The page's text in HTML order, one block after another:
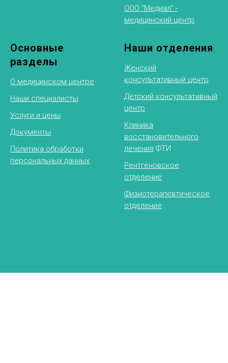
ООО "Медиал" -
медицинский центр
Основные
разделы
О медицинском центре
Наши специалисты
Услуги и цены
Документы
Политика обработки
персональных данных
Наши отделения
Женский
консультативный центр
Детский консультативный
центр
Клиника
восстановительного
лечения ФТИ
Рентгеновское
отделение
Физиотерапевтическое
отделение